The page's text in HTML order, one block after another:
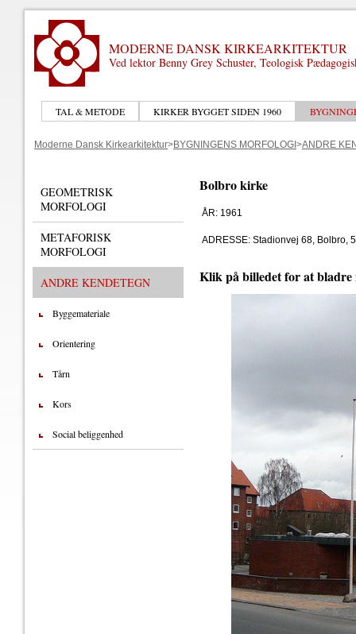
MODERNE DANSK KIRKEARKITEKTUR
Ved lektor Benny Grey Schuster, Teologisk
TAL & METODE KIRKER BYGGET SIDEN 1960
Moderne Dansk Kirkearkitektur>BYGNINGENS MORFOLOGI >ANDRE
GEOMETRISK
MORFOLOGI
METAFORISK
MORFOLOGI
ANDRE KENDETEGN
Byggemateriale
Orientering
Tårn
Kors
Social beliggenhed
Bolbro kirke
ÅR: 1961
ADRESSE: Stadionvej 68, Bolbro,
Klik på billedet for at bladre